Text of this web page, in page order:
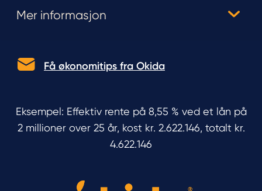
Mer informasjon
Få økonomitips fra Okida
Eksempel: Effektiv rente på 8,55 % ved et lån på
2 millioner over 25 år, kost kr. 2.622.146, totalt kr.
4.622.146